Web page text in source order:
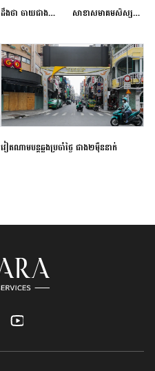
ដឹងថា ចាយជាង
អភិវឌ្ឍន៍នុយក្លេអ៊ែរ
សាខាសមាគមសិស្ស
ខេត្តកំពង់ចាម ចុះពិនិត្យ
ពិគ្រោះជំងឺទូទៅ និងផ្តល់
ថ្នាំពេទ្យជូនប្រជាពលរដ្ឋ
រស់នៅសង្កាត់បឹងកុក
វៀតណាម​បន្ត​ឆ្លង​ប្រចាំថ្ងៃ​ ​ជាង​២​ម៉ឺន​នាក់​